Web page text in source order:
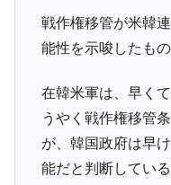
ほぼ終わった」
『Money1』
韓国『国
『Money1』
韓国政府
ャンペーン」⇒ あの名
『Money1』
韓国「橋
ぎ」では。
戦作権移管が米韓
能性を示唆したもの
在韓米軍は、早く
うやく戦作権移管
が、韓国政府は早
能だと判断している